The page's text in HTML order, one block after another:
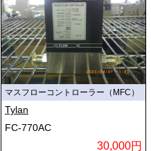
マスフローコントローラー（MFC）
Tylan
FC-770AC
30,000円